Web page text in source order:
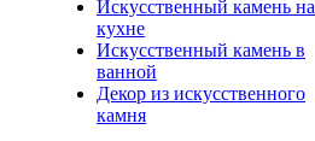
Искусственный камень на
кухне
Искусственный камень в
ванной
Декор из искусственного
камня